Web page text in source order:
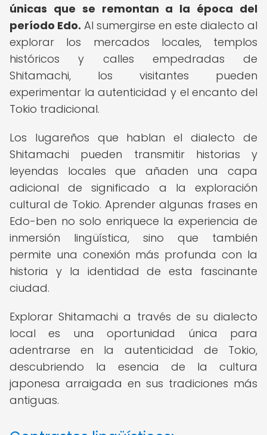
únicas que se remontan a la época del
período Edo. Al sumergirse en este dialecto al
explorar los mercados locales, templos
históricos y calles empedradas de
Shitamachi, los visitantes pueden
experimentar la autenticidad y el encanto del
Tokio tradicional.
Los lugareños que hablan el dialecto de
Shitamachi pueden transmitir historias y
leyendas locales que añaden una capa
adicional de significado a la exploración
cultural de Tokio. Aprender algunas frases en
Edo-ben no solo enriquece la experiencia de
inmersión lingüística, sino que también
permite una conexión más profunda con la
historia y la identidad de esta fascinante
ciudad.
Explorar Shitamachi a través de su dialecto
local es una oportunidad única para
adentrarse en la autenticidad de Tokio,
descubriendo la esencia de la cultura
japonesa arraigada en sus tradiciones más
antiguas.